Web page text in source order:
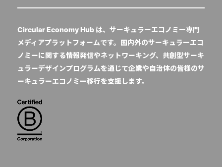
Circular Economy Hub は、サーキュラーエコノミー専門
メディアプラットフォームです。国内外のサーキュラーエコ
ノミーに関する情報発信やネットワーキング、共創型サーキ
ュラーデザインプログラムを通じて企業や自治体の皆様のサ
ーキュラーエコノミー移行を支援します。